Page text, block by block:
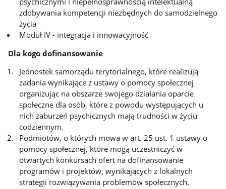
zdobywania kompetencji niezbędnych do samodzielnego
życia
Moduł IV - integracja i innowacyjność
Dla kogo dofinansowanie
Jednostek samorządu terytorialnego, które realizują
zadania wynikające z ustawy o pomocy społecznej
organizując na obszarze swojego działania oparcie
społeczne dla osób, które z powodu występujących u
nich zaburzeń psychicznych mają trudności w życiu
codziennym.
Podmiotów, o których mowa w art. 25 ust. 1 ustawy o
pomocy społecznej, które mogą uczestniczyć w
otwartych konkursach ofert na dofinansowanie
programów i projektów, wynikających z lokalnych
strategii rozwiązywania problemów społecznych.